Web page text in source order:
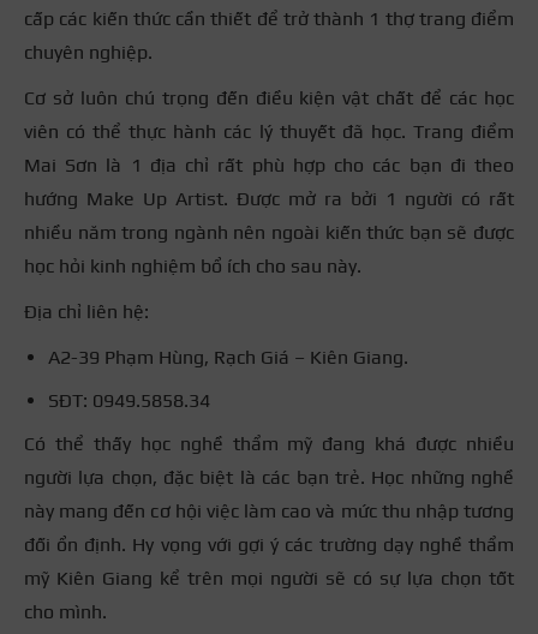
cấp các kiến thức cần thiết để trở thành 1 thợ trang điểm
chuyên nghiệp.
Cơ sở luôn chú trọng đến điều kiện vật chất để các học
viên có thể thực hành các lý thuyết đã học. Trang điểm
Mai Sơn là 1 địa chỉ rất phù hợp cho các bạn đi theo
hướng Make Up Artist. Được mở ra bởi 1 người có rất
nhiều năm trong ngành nên ngoài kiến thức bạn sẽ được
học hỏi kinh nghiệm bổ ích cho sau này.
Địa chỉ liên hệ:
A2-39 Phạm Hùng, Rạch Giá – Kiên Giang.
SĐT: 0949.5858.34
Có thể thấy học nghề thẩm mỹ đang khá được nhiều
người lựa chọn, đặc biệt là các bạn trẻ. Học những nghề
này mang đến cơ hội việc làm cao và mức thu nhập tương
đối ổn định. Hy vọng với gợi ý các trường dạy nghề thẩm
mỹ Kiên Giang kể trên mọi người sẽ có sự lựa chọn tốt
cho mình.